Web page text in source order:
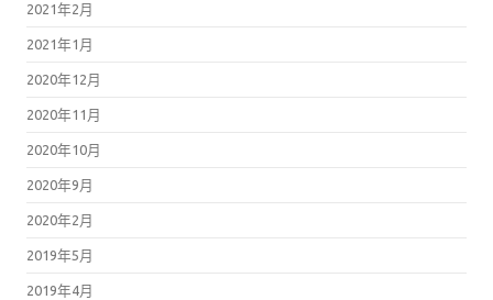
2021年2月
2021年1月
2020年12月
2020年11月
2020年10月
2020年9月
2020年2月
2019年5月
2019年4月